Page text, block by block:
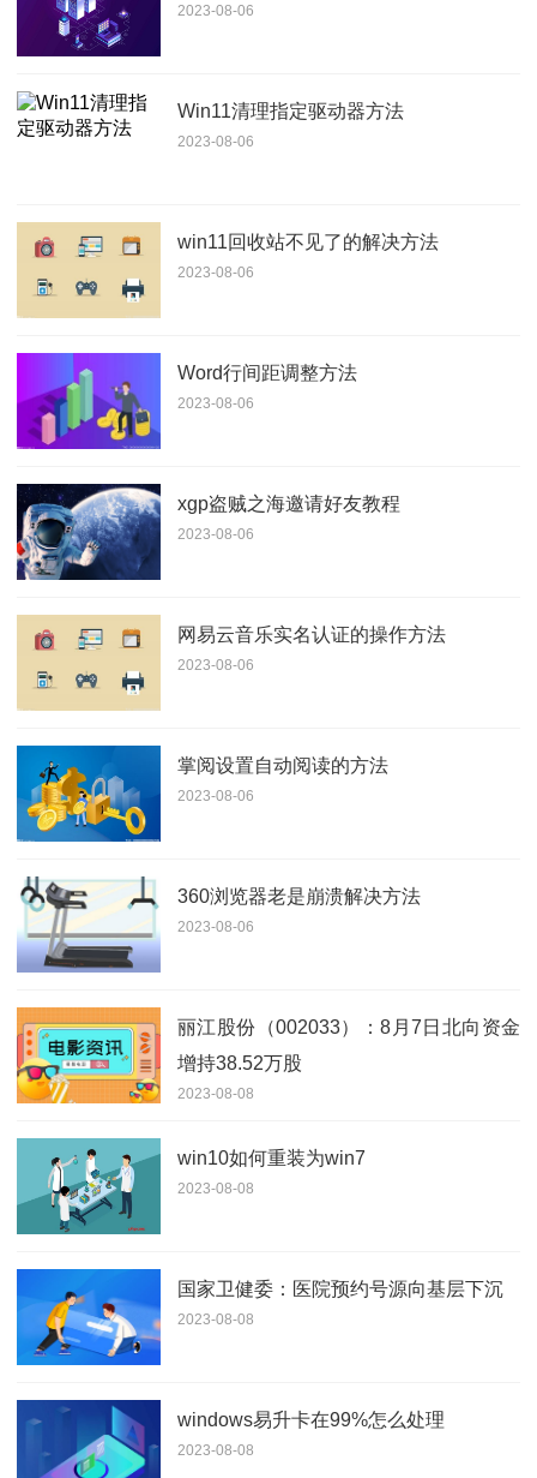
2023-08-06
Win11清理指定驱动器方法
2023-08-06
win11回收站不见了的解决方法
2023-08-06
Word行间距调整方法
2023-08-06
xgp盗贼之海邀请好友教程
2023-08-06
网易云音乐实名认证的操作方法
2023-08-06
掌阅设置自动阅读的方法
2023-08-06
360浏览器老是崩溃解决方法
2023-08-06
丽江股份（002033）：8月7日北向资金
增持38.52万股
2023-08-08
win10如何重装为win7
2023-08-08
国家卫健委：医院预约号源向基层下沉
2023-08-08
windows易升卡在99%怎么处理
2023-08-08